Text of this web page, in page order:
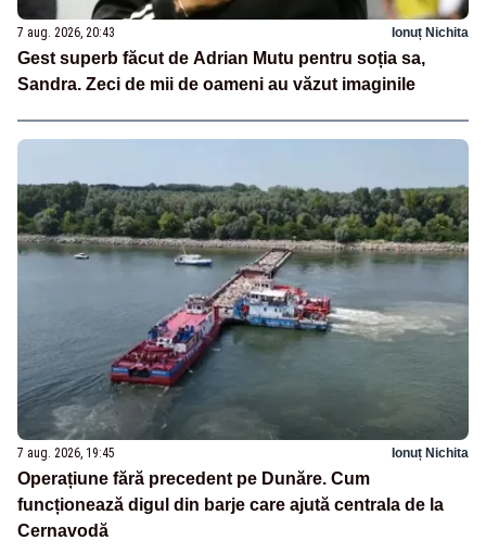
7 aug. 2026, 20:43 Ionuț Nichita
Gest superb făcut de Adrian Mutu pentru soția sa,
Sandra. Zeci de mii de oameni au văzut imaginile
7 aug. 2026, 19:45 Ionuț Nichita
Operațiune fără precedent pe Dunăre. Cum
funcționează digul din barje care ajută centrala de la
Cernavodă